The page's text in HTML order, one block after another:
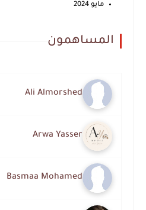
مايو 2024
المساهمون
Ali Almorshed
Arwa Yasser
Basmaa Mohamed